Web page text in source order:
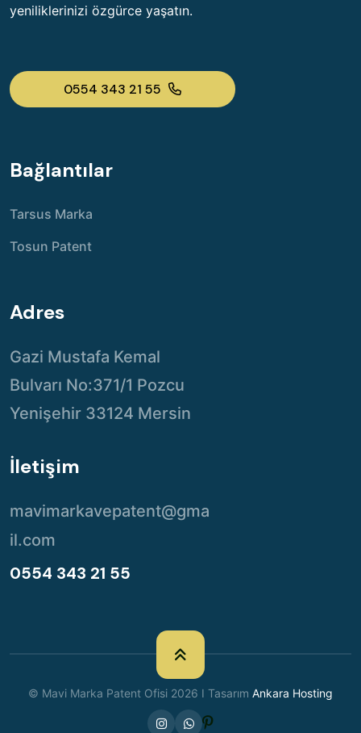
yeniliklerinizi özgürce yaşatın.
0554 343 21 55
Bağlantılar
Tarsus Marka
Tosun Patent
Adres
Gazi Mustafa Kemal
Bulvarı No:371/1 Pozcu
Yenişehir 33124 Mersin
İletişim
mavimarkavepatent@gma
il.com
0554 343 21 55
© Mavi Marka Patent Ofisi 2026 I Tasarım Ankara Hosting